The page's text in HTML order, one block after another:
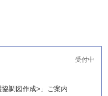
受付中
協調図作成>」ご案内